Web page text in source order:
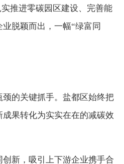
推进零碳园区建设、完善能
脱颖而出，一幅“绿富同
的关键抓手。盐都区始终把
果转化为实实在在的减碳效
新，吸引上下游企业携手合